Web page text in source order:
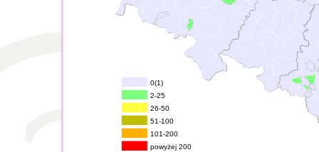
0(1)
2-25
26-50
51-100
101-200
powyżej 200